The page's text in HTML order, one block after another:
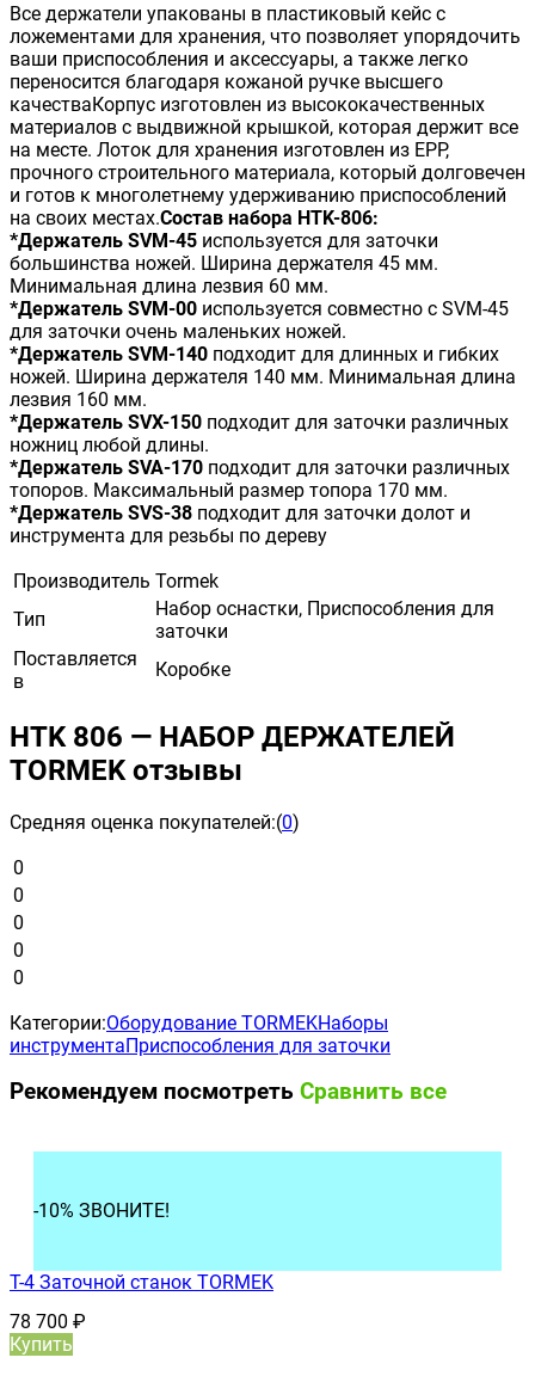
Все держатели упакованы в пластиковый кейс с
ложементами для хранения, что позволяет упорядочить
ваши приспособления и аксессуары, а также легко
переносится благодаря кожаной ручке высшего
качестваКорпус изготовлен из высококачественных
материалов с выдвижной крышкой, которая держит все
на месте. Лоток для хранения изготовлен из EPP,
прочного строительного материала, который долговечен
и готов к многолетнему удерживанию приспособлений
на своих местах.Состав набора HTK-806:
*Держатель SVM-45 используется для заточки
большинства ножей. Ширина держателя 45 мм.
Минимальная длина лезвия 60 мм.
*Держатель SVM-00 используется совместно с SVM-45
для заточки очень маленьких ножей.
*Держатель SVM-140 подходит для длинных и гибких
ножей. Ширина держателя 140 мм. Минимальная длина
лезвия 160 мм.
*Держатель SVX-150 подходит для заточки различных
ножниц любой длины.
*Держатель SVA-170 подходит для заточки различных
топоров. Максимальный размер топора 170 мм.
*Держатель SVS-38 подходит для заточки долот и
инструмента для резьбы по дереву
Производитель Tormek
Тип
Набор оснастки, Приспособления для
заточки
Поставляется
в
Коробке
HTK 806 — НАБОР ДЕРЖАТЕЛЕЙ
TORMEK отзывы
Средняя оценка покупателей:(0)
0
0
0
0
0
Категории:Оборудование TORMEKНаборы
инструментаПриспособления для заточки
Рекомендуем посмотреть Сравнить все
-10% ЗВОНИТЕ!
T-4 Заточной станок TORMEK
78 700 ₽
Купить